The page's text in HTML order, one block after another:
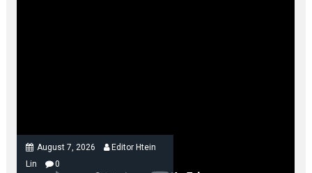
August 7, 2026
Editor Htein
Lin
0